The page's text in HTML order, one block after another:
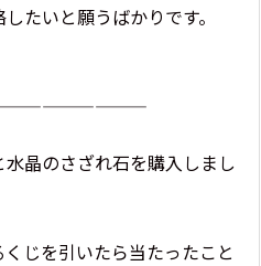
たいと願うばかりです。
晶のさざれ石を購入しまし
じを引いたら当たったこと